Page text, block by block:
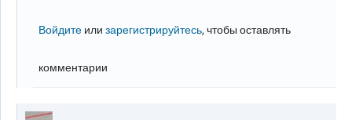
Войдите илизарегистрируйтесь, чтобы оставлять
комментарии